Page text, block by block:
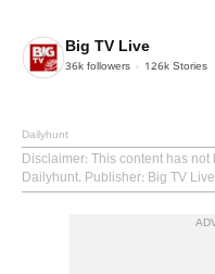
Big TV Live
36k followers 126k Stories
Dailyhunt
Disclaimer: This content has
Dailyhunt. Publisher: Big TV Live